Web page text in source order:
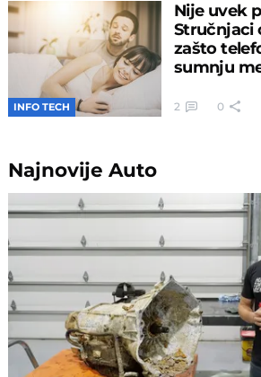
INFO TECH
Nije uvek
Stručnjaci
zašto
sumnju
2 0
NajnovijeAuto